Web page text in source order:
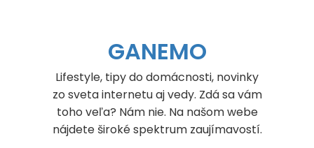
GANEMO
Lifestyle, tipy do domácnosti, novinky
zo sveta internetu aj vedy. Zdá sa vám
toho veľa? Nám nie. Na našom webe
nájdete široké spektrum zaujímavostí.